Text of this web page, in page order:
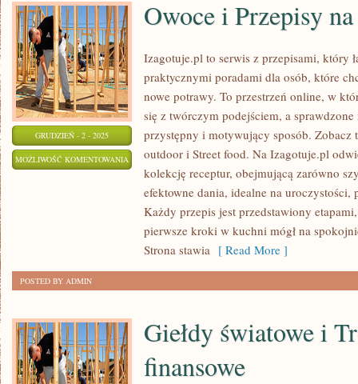
GRUDZIEŃ - 2 - 2025
MOŻLIWOŚĆ KOMENTOWANIA OWOCE
PRZEPISY
GRILLA
Owoce i Przepisy
Izagotuje.pl to serwis z przepisami, który
praktycznymi poradami dla osób, które
nowe potrawy. To przestrzeń online, w
się z twórczym podejściem, a
przystępny i motywujący sposób. Zobacz
outdoor i Street food. Na Izagotuje.pl
kolekcję receptur, obejmującą zarówno
efektowne dania, idealne na
Każdy przepis jest przedstawiony
pierwsze kroki w kuchni mógł na
Strona stawia [ Read More ]
POSTED BY ADMIN
Giełdy światowe i
finansowe